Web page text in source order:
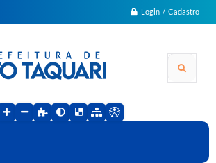
Login / Cadastro